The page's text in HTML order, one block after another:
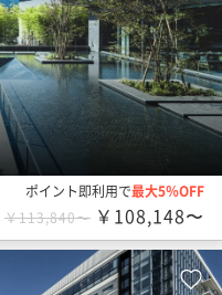
ポイント即利用で最大5％OFF
￥113,840〜 ￥108,148〜